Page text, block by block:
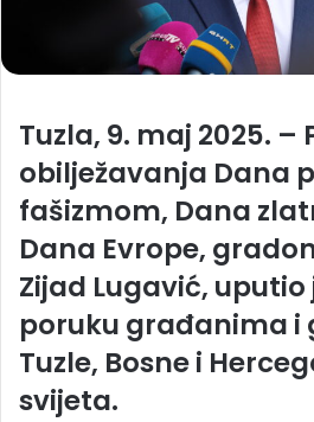
Tuzla, 9. maj 2025. –
obilježavanja Dana
fašizmom, Dana
Dana Evrope,
Zijad Lugavić, uputio
poruku građanima
Tuzle, Bosne i
svijeta.